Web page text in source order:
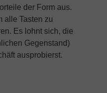
der Form aus.
alle Tasten zu
Es lohnt sich, die
Gegenstand)
ausprobierst.